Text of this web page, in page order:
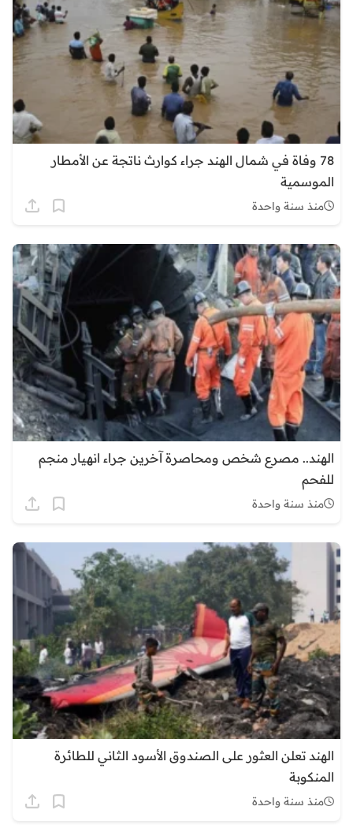
78 وفاة في شمال الهند جراء كوارث ناتجة عن الأمطار
الموسمية
منذ سنة واحدة
الهند.. مصرع شخص ومحاصرة آخرين جراء انهيار منجم
للفحم
منذ سنة واحدة
الهند تعلن العثور على الصندوق الأسود الثاني للطائرة
المنكوبة
منذ سنة واحدة